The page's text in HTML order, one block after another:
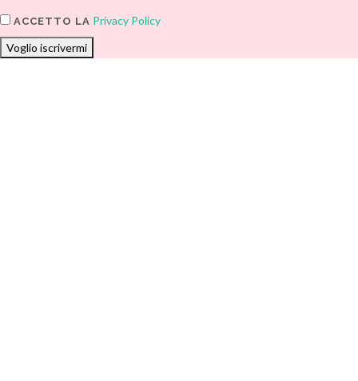
ACCETTO LA Privacy Policy
Voglio iscrivermi